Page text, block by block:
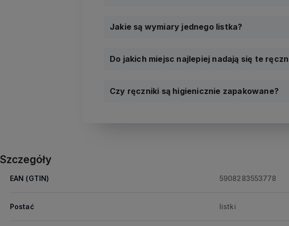
Jakie są wymiary jednego listka?
Do jakich miejsc najlepiej nadają się te
Czy ręczniki są higienicznie zapakowane?
Szczegóły
EAN (GTIN) 5908283553778
Postać listki